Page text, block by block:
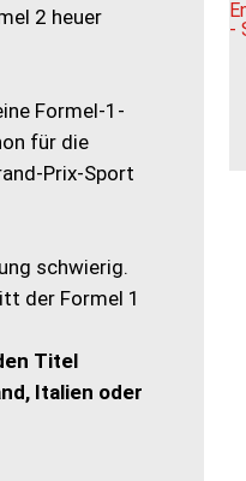
2 heuer
Formel-1-
für die
Prix-Sport
schwierig.
der Formel 1
Titel
Italien oder